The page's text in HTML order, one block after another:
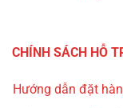
CHÍNH SÁCH HỖ
Hướng dẫn đặt